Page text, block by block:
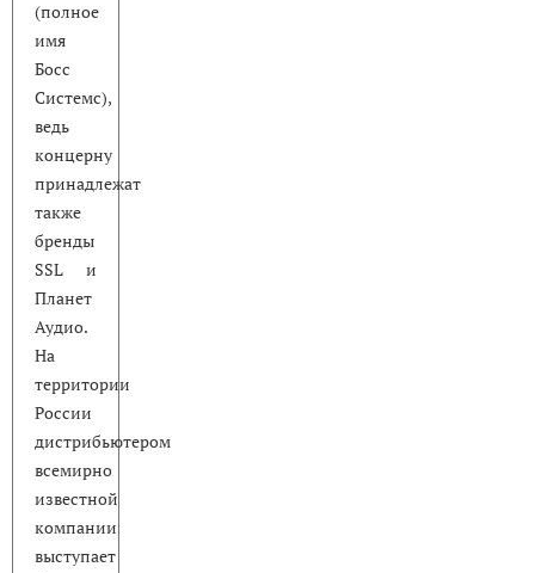
(полное
имя
Босс
Системс),
ведь
концерну
принадлежат
также
бренды
SSL и
Планет
Аудио.
На
территории
России
дистрибьютером
всемирно
известной
компании
выступает